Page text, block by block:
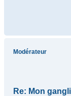
Modérateur
Re: Mon